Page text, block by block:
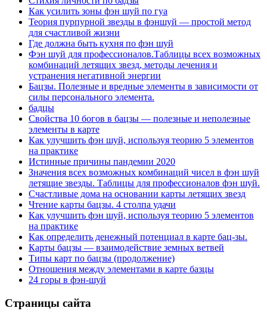
Как усилить зоны фэн шуй по гуа
Теория пурпурной звезды в фэншуй — простой метод
для счастливой жизни
Где должна быть кухня по фэн шуй
Фэн шуй для профессионалов.Таблицы всех возможных
комбинаций летящих звезд, методы лечения и
устранения негативной энергии
Бацзы. Полезные и вредные элементы в зависимости от
силы персонального элемента.
бадцы
Свойства 10 богов в бацзы — полезные и неполезные
элементы в карте
Как улучшить фэн шуй, используя теорию 5 элементов
на практике
Истинные причины пандемии 2020
Значения всех возможных комбинаций чисел в фэн шуй
летящие звезды. Таблицы для профессионалов фэн шуй.
Счастливые дома на основании карты летящих звезд
Чтение карты бацзы. 4 столпа удачи
Как улучшить фэн шуй, используя теорию 5 элементов
на практике
Как определить денежный потенциал в карте бац-зы.
Карты бацзы — взаимодействие земных ветвей
Типы карт по бацзы (продолжение)
Отношения между элементами в карте базцы
24 горы в фэн-шуй
Страницы сайта